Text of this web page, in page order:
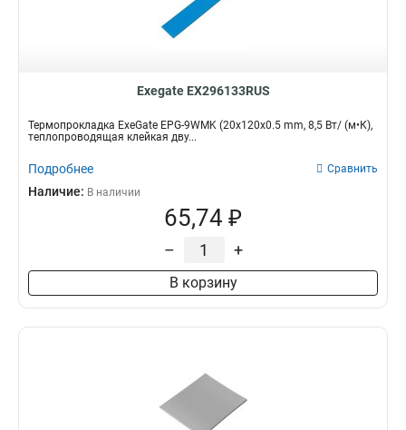
Exegate EX296133RUS
Термопрокладка ExeGate EPG-9WMK (20x120x0.5 mm, 8,5 Вт/ (м•К),
теплопроводящая клейкая дву...
Подробнее Сравнить
Наличие: В наличии
65,74 ₽
– +
В корзину